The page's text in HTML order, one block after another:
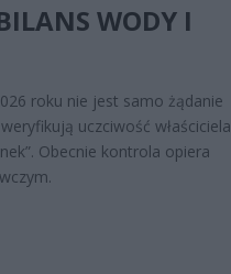
WODY I
roku nie jest samo żądanie
uczciwość właściciela
Obecnie kontrola opiera